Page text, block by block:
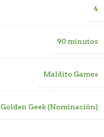
4
90 minutos
Maldito Games
Golden Geek (Nominación)